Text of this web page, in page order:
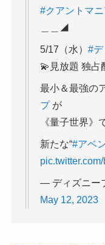
#クアントマニ
＿＿◢
5/17（水） #デ
💫見放題 独占
最小＆最強の
プが
《量子世界》
新たな“#アベ
— ディズニー
May 12, 2023